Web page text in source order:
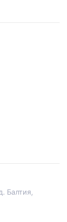
Балтия,